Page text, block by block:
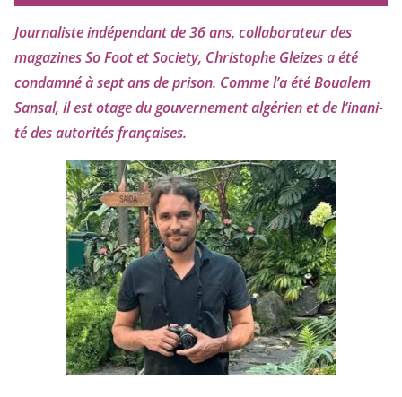
Journaliste indé­pen­dant de36ans, col­la­bo­ra­teur des
maga­zines So Foot et Society, Christophe Gleizesa été
condam­né à sept ans de pri­son. Comme l’a été Boualem
Sansal, il est otage du gou­ver­ne­ment algé­rien et de l’i­na­ni­
té des auto­ri­tés françaises.